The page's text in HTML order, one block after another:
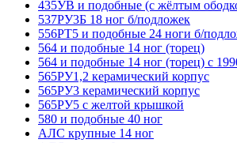
435УВ и подобные (с жёлтым
537РУ3Б 18 ног б/подложек
556РТ5 и подобные 24 ноги б/
564 и подобные 14 ног (торец)
564 и подобные 14 ног (торец) с
565РУ1,2 керамический корпус
565РУ3 керамический корпус
565РУ5 с желтой крышкой
580 и подобные 40 ног
АЛС крупные 14 ног